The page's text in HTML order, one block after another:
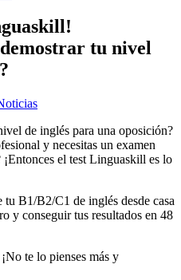
tu nivel
de inglés para una oposición?
y necesitas un examen
el test Linguaskill es lo
B1/B2/C1 de inglés desde casa
y conseguir tus resultados en 48
te lo pienses más y